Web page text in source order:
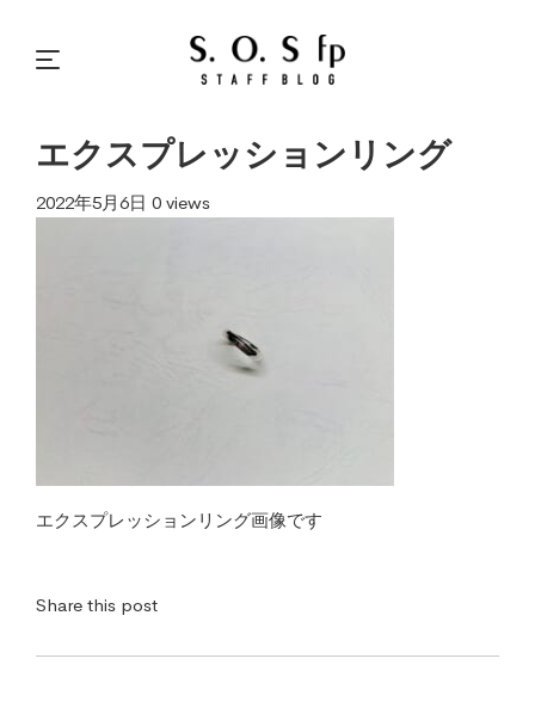
エクスプレッションリング
2022年5月6日 0 views
エクスプレッションリング画像です
Share this post